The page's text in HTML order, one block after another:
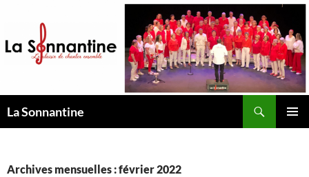
contenu
La Sonnantine
Archives mensuelles : février 2022